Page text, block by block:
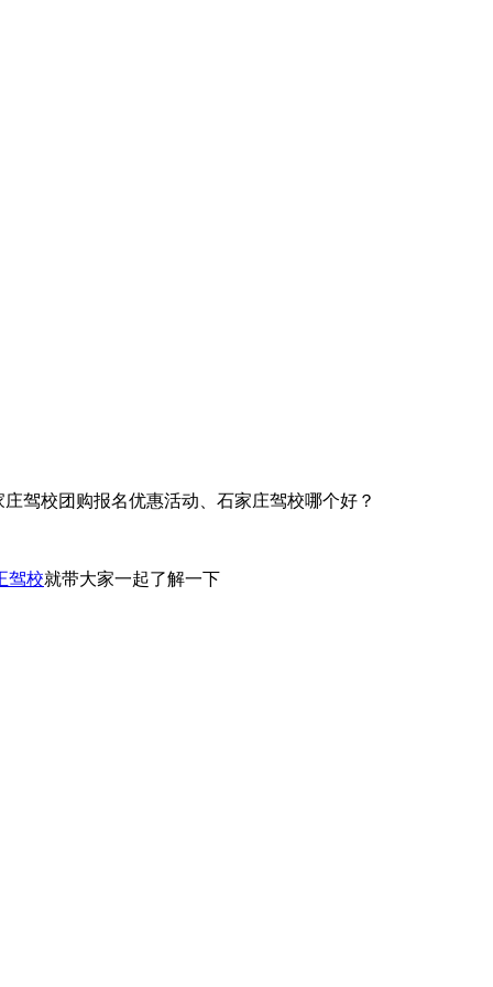
驾校团购报名优惠活动、石家庄驾校哪个好？
驾校就带大家一起了解一下